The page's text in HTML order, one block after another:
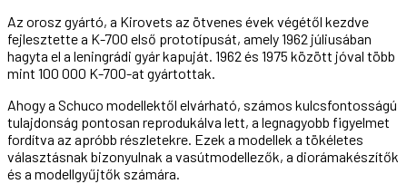
Az orosz gyártó, a Kirovets az ötvenes évek végétől kezdve
fejlesztette a K-700 első prototípusát, amely 1962 júliusában
hagyta el a leningrádi gyár kapuját. 1962 és 1975 között jóval több
mint 100 000 K-700-at gyártottak.
Ahogy a Schuco modellektől elvárható, számos kulcsfontosságú
tulajdonság pontosan reprodukálva lett, a legnagyobb figyelmet
fordítva az apróbb részletekre. Ezek a modellek a tökéletes
választásnak bizonyulnak a vasútmodellezők, a diorámakészítők
és a modellgyűjtők számára.